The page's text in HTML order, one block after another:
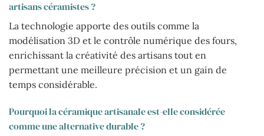
artisans céramistes ?
La technologie apporte des outils comme la
modélisation 3D et le contrôle numérique des fours,
enrichissant la créativité des artisans tout en
permettant une meilleure précision et un gain de
temps considérable.
Pourquoi la céramique artisanale est-elle considérée
comme une alternative durable ?